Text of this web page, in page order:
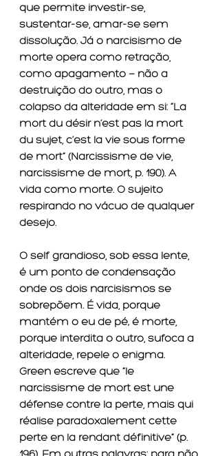
que permite investir-se,
sustentar-se, amar-se sem
dissolução. Já o narcisismo de
morte opera como retração,
como apagamento — não a
destruição do outro, mas o
colapso da alteridade em si: “La
mort du désir n’est pas la mort
du sujet, c’est la vie sous forme
de mort” (Narcissisme de vie,
narcissisme de mort, p. 190). A
vida como morte. O sujeito
respirando no vácuo de qualquer
desejo.
O self grandioso, sob essa lente,
é um ponto de condensação
onde os dois narcisismos se
sobrepõem. É vida, porque
mantém o eu de pé; é morte,
porque interdita o outro, sufoca a
alteridade, repele o enigma.
Green escreve que “le
narcissisme de mort est une
défense contre la perte, mais qui
réalise paradoxalement cette
perte en la rendant définitive” (p.